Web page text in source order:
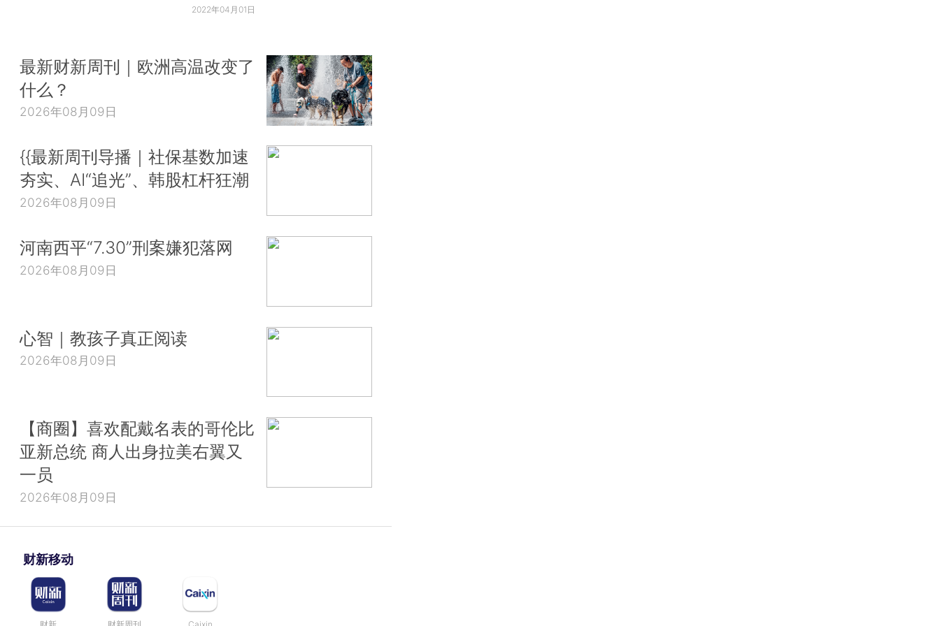
2022年04月01日
最新财新周刊｜欧洲高温改变了
什么？
2026年08月09日
{{最新周刊导播｜社保基数加速
夯实、AI“追光”、韩股杠杆狂潮
2026年08月09日
河南西平“7.30”刑案嫌犯落网
2026年08月09日
心智｜教孩子真正阅读
2026年08月09日
【商圈】喜欢配戴名表的哥伦比
亚新总统 商人出身拉美右翼又
一员
2026年08月09日
财新移动
财新 财新周刊 Caixin